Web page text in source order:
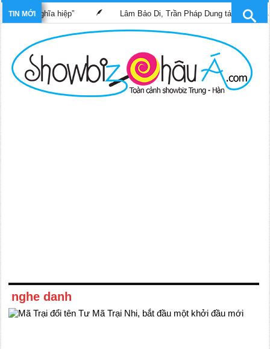
TIN MỚI
sĩ nghĩa hiệp” Lâm Bảo Di, Trần Pháp Dung tái ngộ màn
nghe danh